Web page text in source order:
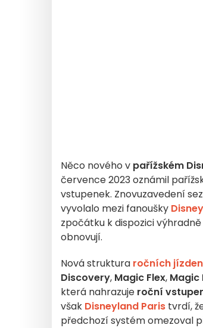
Něco nového v pařížském
července 2023 oznámil
vstupenek. Znovuzavedení
vyvolalo mezi fanoušky
zpočátku k dispozici
obnovují.
Nová struktura ročních
Discovery, Magic Flex, Magic
která nahrazuje roční
však Disneyland Paris tvrdí,
předchozí systém omezoval